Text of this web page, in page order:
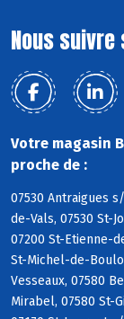
Nous suivre
Votre magasin
proche de :
07530 Antraigues
de-Vals, 07530 St-
07200 St-Etienne-
St-Michel-de-
Vesseaux, 07580
Mirabel, 07580 St-